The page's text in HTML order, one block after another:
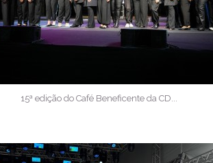
15ª edição do Café Beneficente da CD...